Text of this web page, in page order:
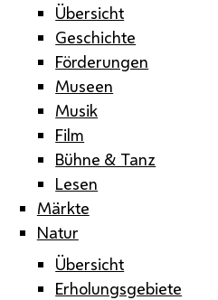
Übersicht
Geschichte
Förderungen
Museen
Musik
Film
Bühne & Tanz
Lesen
Märkte
Natur
Übersicht
Erholungsgebiete